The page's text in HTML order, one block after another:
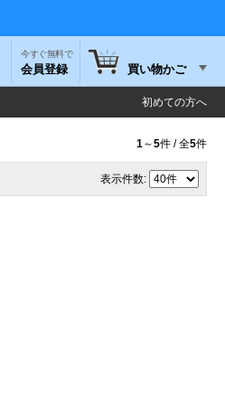
今すぐ無料で
会員登録 買い物かご
初めての方へ
1～5件 / 全5件
表示件数: